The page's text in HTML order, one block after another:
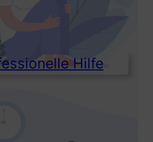
Hilfe